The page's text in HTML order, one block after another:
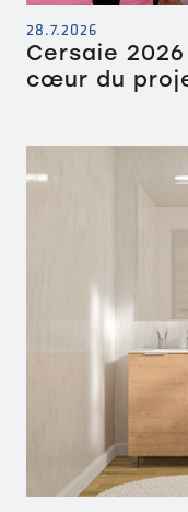
28.7.2026
Cersaie
cœur du